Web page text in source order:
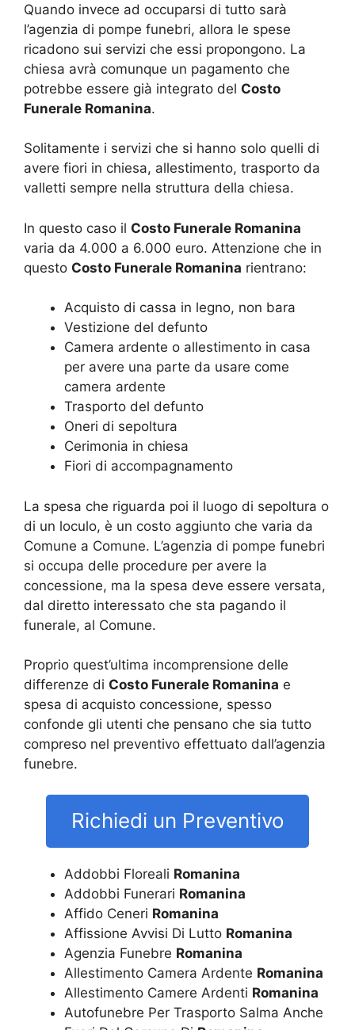
Quando invece ad occuparsi di tutto sarà
l’agenzia di pompe funebri, allora le spese
ricadono sui servizi che essi propongono. La
chiesa avrà comunque un pagamento che
potrebbe essere già integrato del Costo
Funerale Romanina.
Solitamente i servizi che si hanno solo quelli di
avere fiori in chiesa, allestimento, trasporto da
valletti sempre nella struttura della chiesa.
In questo caso il Costo Funerale Romanina
varia da 4.000 a 6.000 euro. Attenzione che in
questo Costo Funerale Romanina rientrano:
Acquisto di cassa in legno, non bara
Vestizione del defunto
Camera ardente o allestimento in casa
per avere una parte da usare come
camera ardente
Trasporto del defunto
Oneri di sepoltura
Cerimonia in chiesa
Fiori di accompagnamento
La spesa che riguarda poi il luogo di sepoltura o
di un loculo, è un costo aggiunto che varia da
Comune a Comune. L’agenzia di pompe funebri
si occupa delle procedure per avere la
concessione, ma la spesa deve essere versata,
dal diretto interessato che sta pagando il
funerale, al Comune.
Proprio quest’ultima incomprensione delle
differenze di Costo Funerale Romanina e
spesa di acquisto concessione, spesso
confonde gli utenti che pensano che sia tutto
compreso nel preventivo effettuato dall’agenzia
funebre.
Richiedi un Preventivo
Addobbi Floreali Romanina
Addobbi Funerari Romanina
Affido Ceneri Romanina
Affissione Avvisi Di Lutto Romanina
Agenzia Funebre Romanina
Allestimento Camera Ardente Romanina
Allestimento Camere Ardenti Romanina
Autofunebre Per Trasporto Salma Anche